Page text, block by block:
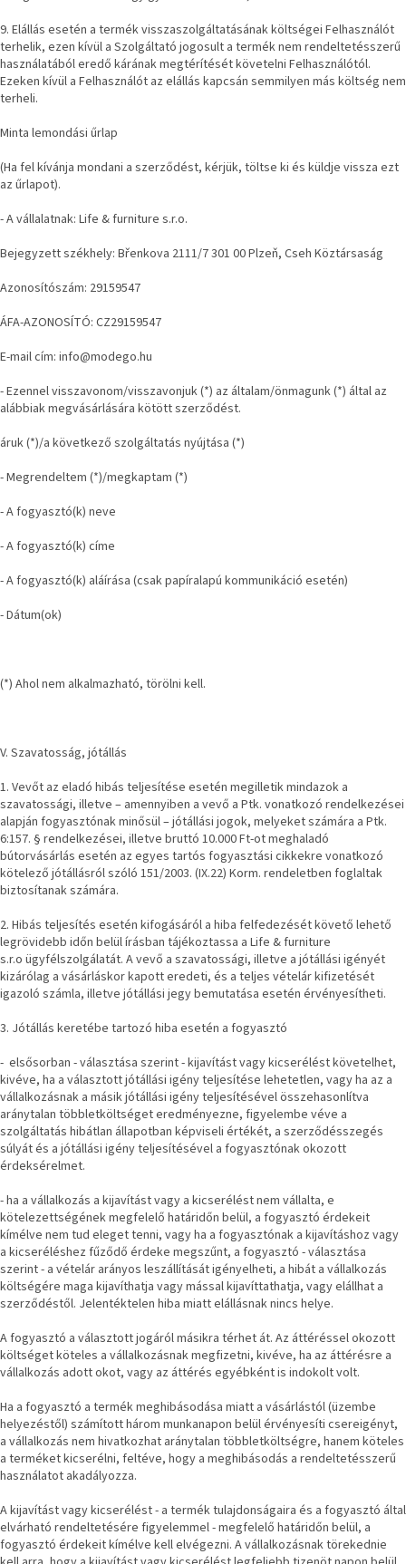
9. Elállás esetén a termék visszaszolgáltatásának költségei Felhasználót
terhelik, ezen kívül a Szolgáltató jogosult a termék nem rendeltetésszerű
használatából eredő kárának megtérítését követelni Felhasználótól.
Ezeken kívül a Felhasználót az elállás kapcsán semmilyen más költség nem
terheli.
Minta lemondási űrlap
(Ha fel kívánja mondani a szerződést, kérjük, töltse ki és küldje vissza ezt
az űrlapot).
- A vállalatnak: Life & furniture s.r.o.
Bejegyzett székhely: Břenkova 2111/7 301 00 Plzeň, Cseh Köztársaság
Azonosítószám: 29159547
ÁFA-AZONOSÍTÓ: CZ29159547
E-mail cím: info@modego.hu
- Ezennel visszavonom/visszavonjuk (*) az általam/önmagunk (*) által az
alábbiak megvásárlására kötött szerződést.
áruk (*)/a következő szolgáltatás nyújtása (*)
- Megrendeltem (*)/megkaptam (*)
- A fogyasztó(k) neve
- A fogyasztó(k) címe
- A fogyasztó(k) aláírása (csak papíralapú kommunikáció esetén)
- Dátum(ok)
(*) Ahol nem alkalmazható, törölni kell.
V. Szavatosság, jótállás
1. Vevőt az eladó hibás teljesítése esetén megilletik mindazok a
szavatossági, illetve – amennyiben a vevő a Ptk. vonatkozó rendelkezései
alapján fogyasztónak minősül – jótállási jogok, melyeket számára a Ptk.
6:157. § rendelkezései, illetve bruttó 10.000 Ft-ot meghaladó
bútorvásárlás esetén az egyes tartós fogyasztási cikkekre vonatkozó
kötelező jótállásról szóló 151/2003. (IX.22) Korm. rendeletben foglaltak
biztosítanak számára.
2. Hibás teljesítés esetén kifogásáról a hiba felfedezését követő lehető
legrövidebb időn belül írásban tájékoztassa a Life & furniture
s.r.o ügyfélszolgálatát. A vevő a szavatossági, illetve a jótállási igényét
kizárólag a vásárláskor kapott eredeti, és a teljes vételár kifizetését
igazoló számla, illetve jótállási jegy bemutatása esetén érvényesítheti.
3. Jótállás keretébe tartozó hiba esetén a fogyasztó
- elsősorban - választása szerint - kijavítást vagy kicserélést követelhet,
kivéve, ha a választott jótállási igény teljesítése lehetetlen, vagy ha az a
vállalkozásnak a másik jótállási igény teljesítésével összehasonlítva
aránytalan többletköltséget eredményezne, figyelembe véve a
szolgáltatás hibátlan állapotban képviseli értékét, a szerződésszegés
súlyát és a jótállási igény teljesítésével a fogyasztónak okozott
érdeksérelmet.
- ha a vállalkozás a kijavítást vagy a kicserélést nem vállalta, e
kötelezettségének megfelelő határidőn belül, a fogyasztó érdekeit
kímélve nem tud eleget tenni, vagy ha a fogyasztónak a kijavításhoz vagy
a kicseréléshez fűződő érdeke megszűnt, a fogyasztó - választása
szerint - a vételár arányos leszállítását igényelheti, a hibát a vállalkozás
költségére maga kijavíthatja vagy mással kijavíttathatja, vagy elállhat a
szerződéstől. Jelentéktelen hiba miatt elállásnak nincs helye.
A fogyasztó a választott jogáról másikra térhet át. Az áttéréssel okozott
költséget köteles a vállalkozásnak megfizetni, kivéve, ha az áttérésre a
vállalkozás adott okot, vagy az áttérés egyébként is indokolt volt.
Ha a fogyasztó a termék meghibásodása miatt a vásárlástól (üzembe
helyezéstől) számított három munkanapon belül érvényesíti csereigényt,
a vállalkozás nem hivatkozhat aránytalan többletköltségre, hanem köteles
a terméket kicserélni, feltéve, hogy a meghibásodás a rendeltetésszerű
használatot akadályozza.
A kijavítást vagy kicserélést - a termék tulajdonságaira és a fogyasztó által
elvárható rendeltetésére figyelemmel - megfelelő határidőn belül, a
fogyasztó érdekeit kímélve kell elvégezni. A vállalkozásnak törekednie